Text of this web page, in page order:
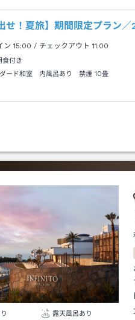
せ！夏旅】期間限定プラン／
ン15:00 / チェックアウト 11:00
食付き
ダード和室 内風呂あり 禁煙 10畳
露天風呂あり